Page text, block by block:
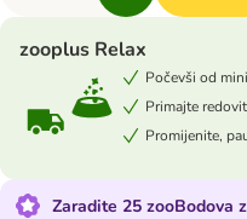
zooplus Relax
Počevši od
Primajte
Promijenite,
Zaradite 25 zooBodova